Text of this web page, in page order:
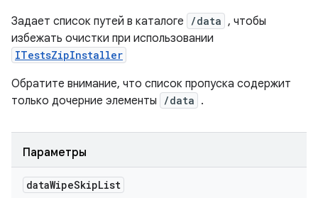
Задает список путей в каталоге /data , чтобы
избежать очистки при использовании
ITestsZipInstaller
Обратите внимание, что список пропуска содержит
только дочерние элементы
/data .
Параметры
dataWipeSkipList